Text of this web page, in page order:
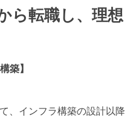
ら転職し、理想
築】
、インフラ構築の設計以降